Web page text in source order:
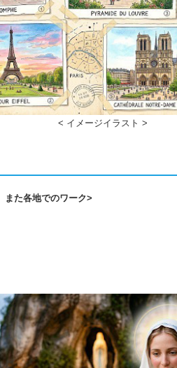
< イメージイラスト >
また各地でのワーク>